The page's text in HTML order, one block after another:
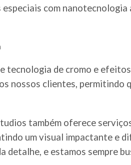
com nanotecnologia
de cromo e
nossos clientes, permitindo
também oferece
um visual impactante e
detalhe, e estamos sempre